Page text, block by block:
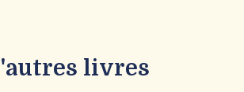
livres